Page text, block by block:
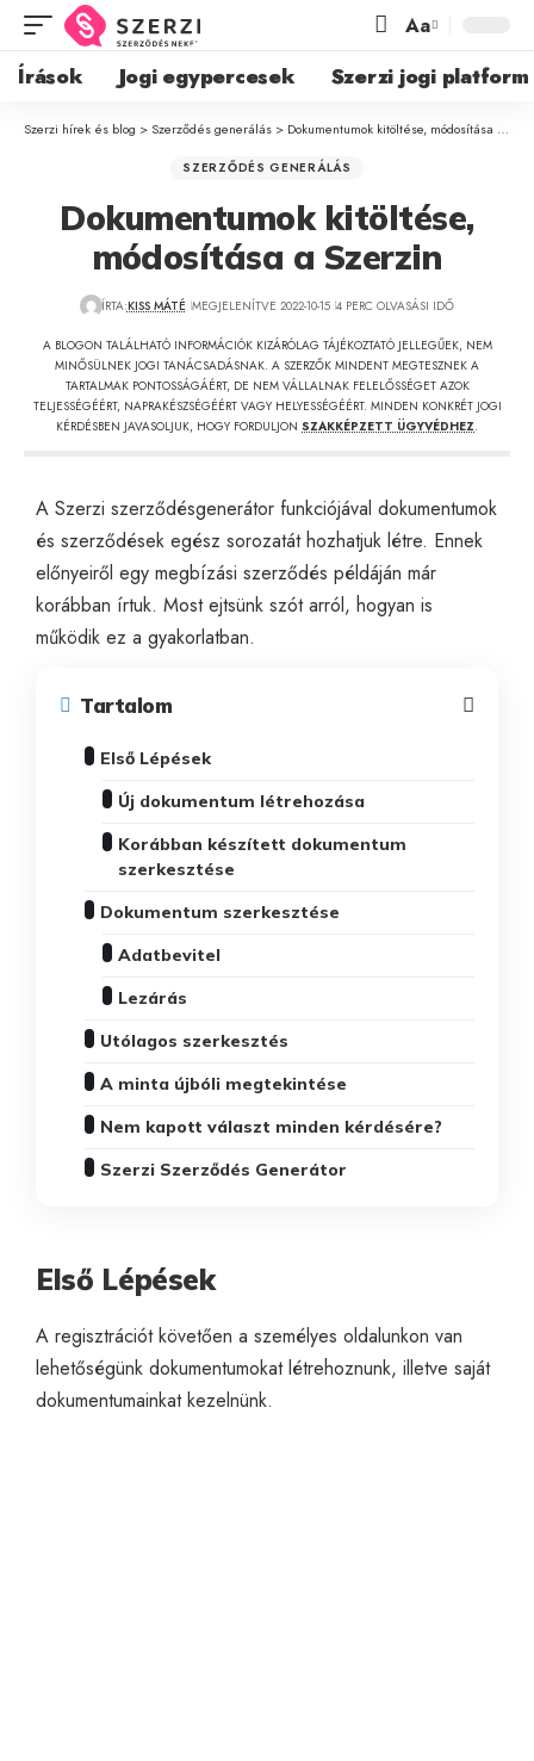
Aa
Írások Jogi egypercesek Szerzi jogi platform
Szerzi hírek és blog > Szerződés generálás > Dokumentumok kitöltése, módosítása a Szerzin
SZERZŐDÉS GENERÁLÁS
Dokumentumok kitöltése,
módosítása a Szerzin
ÍRTA:KISS MÁTÉ MEGJELENÍTVE 2022-10-15 4 PERC OLVASÁSI IDŐ
A BLOGON TALÁLHATÓ INFORMÁCIÓK KIZÁRÓLAG TÁJÉKOZTATÓ JELLEGŰEK, NEM
MINŐSÜLNEK JOGI TANÁCSADÁSNAK. A SZERZŐK MINDENT MEGTESZNEK A
TARTALMAK PONTOSSÁGÁÉRT, DE NEM VÁLLALNAK FELELŐSSÉGET AZOK
TELJESSÉGÉÉRT, NAPRAKÉSZSÉGÉÉRT VAGY HELYESSÉGÉÉRT. MINDEN KONKRÉT JOGI
KÉRDÉSBEN JAVASOLJUK, HOGY FORDULJON SZAKKÉPZETT ÜGYVÉDHEZ.
A Szerzi szerződésgenerátor funkciójával dokumentumok
és szerződések egész sorozatát hozhatjuk létre. Ennek
előnyeiről egy megbízási szerződés példáján már
korábban írtuk. Most ejtsünk szót arról, hogyan is
működik ez a gyakorlatban.
Tartalom
Első Lépések
Új dokumentum létrehozása
Korábban készített dokumentum
szerkesztése
Dokumentum szerkesztése
Adatbevitel
Lezárás
Utólagos szerkesztés
A minta újbóli megtekintése
Nem kapott választ minden kérdésére?
Szerzi Szerződés Generátor
Első Lépések
A regisztrációt követően a személyes oldalunkon van
lehetőségünk dokumentumokat létrehoznunk, illetve saját
dokumentumainkat kezelnünk.